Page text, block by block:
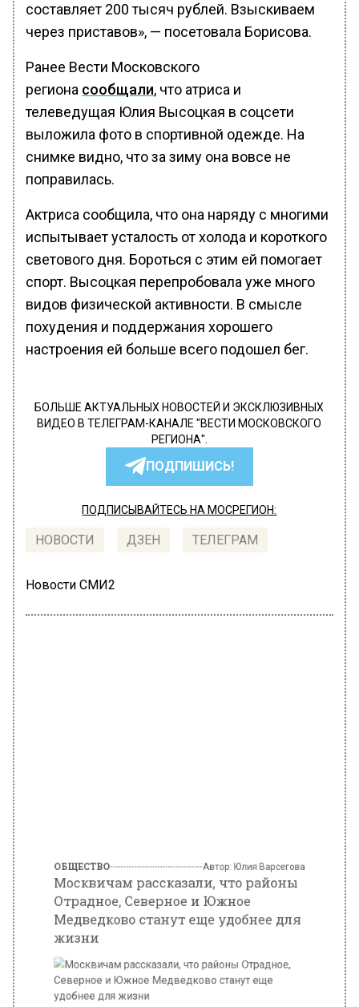
составляет 200 тысяч рублей. Взыскиваем
через приставов», — посетовала Борисова.
Ранее Вести Московского
региона сообщали, что атриса и
телеведущая Юлия Высоцкая в соцсети
выложила фото в спортивной одежде. На
снимке видно, что за зиму она вовсе не
поправилась.
Актриса сообщила, что она наряду с многими
испытывает усталость от холода и короткого
светового дня. Бороться с этим ей помогает
спорт. Высоцкая перепробовала уже много
видов физической активности. В смысле
похудения и поддержания хорошего
настроения ей больше всего подошел бег.
БОЛЬШЕ АКТУАЛЬНЫХ НОВОСТЕЙ И ЭКСКЛЮЗИВНЫХ
ВИДЕО В ТЕЛЕГРАМ-КАНАЛЕ "ВЕСТИ МОСКОВСКОГО
РЕГИОНА".
ПОДПИШИСЬ!
ПОДПИСЫВАЙТЕСЬ НА МОСРЕГИОН:
НОВОСТИ ДЗЕН ТЕЛЕГРАМ
Новости СМИ2
Фото: mos.ru
3 марта 2023, 11:10